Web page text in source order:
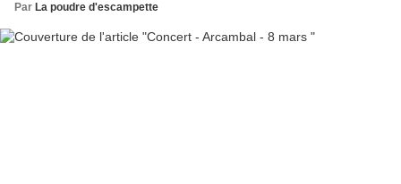
Par La poudre d'escampette